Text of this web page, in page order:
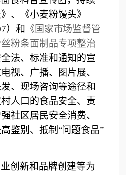
、《小麦粉馒头》
） 和
《国家市场监督管
粉条面制品专项整治
法、 标准和通知的宣
视、广播、图片展、
、现场咨询等途径和
人口的食品安全、责
社区居民安全消费、
鉴别、抵制 “问题食品”
创新和品牌创建等为